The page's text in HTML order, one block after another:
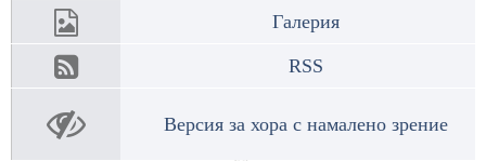
Галерия
RSS
Версия за хора с намалено зрение